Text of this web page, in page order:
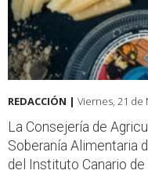
REDACCIÓN | Viernes, 21 de
La Consejería de
Soberanía Alimentaria
del Instituto Canario de